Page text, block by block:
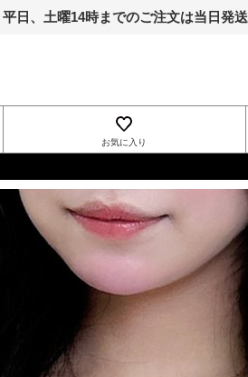
平日、土曜14時までのご注文は当日発送
お気に入り
INGNI